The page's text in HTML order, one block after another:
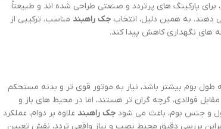
پارکینگ های پرتردد و صنعتی طراحی شده اند و طبیعتاً
دهند. به همین دلیل، انتخاب جک راهبند مناسب، ترکیبی از
های نگهداری کاهش پیدا کند.
بوم بیشتر باشد، نیاز به موتور قوی تر و بدنه مستحکم
فولادی، گرچه گران تر هستند، اما در محیط های باز و
و جنس بوم، باعث می شود جک راهبند علاوه بر دوام، عملکرد
بررسی دقیق محیط نصب و نیاز واقعی تردد، نقش تعیین